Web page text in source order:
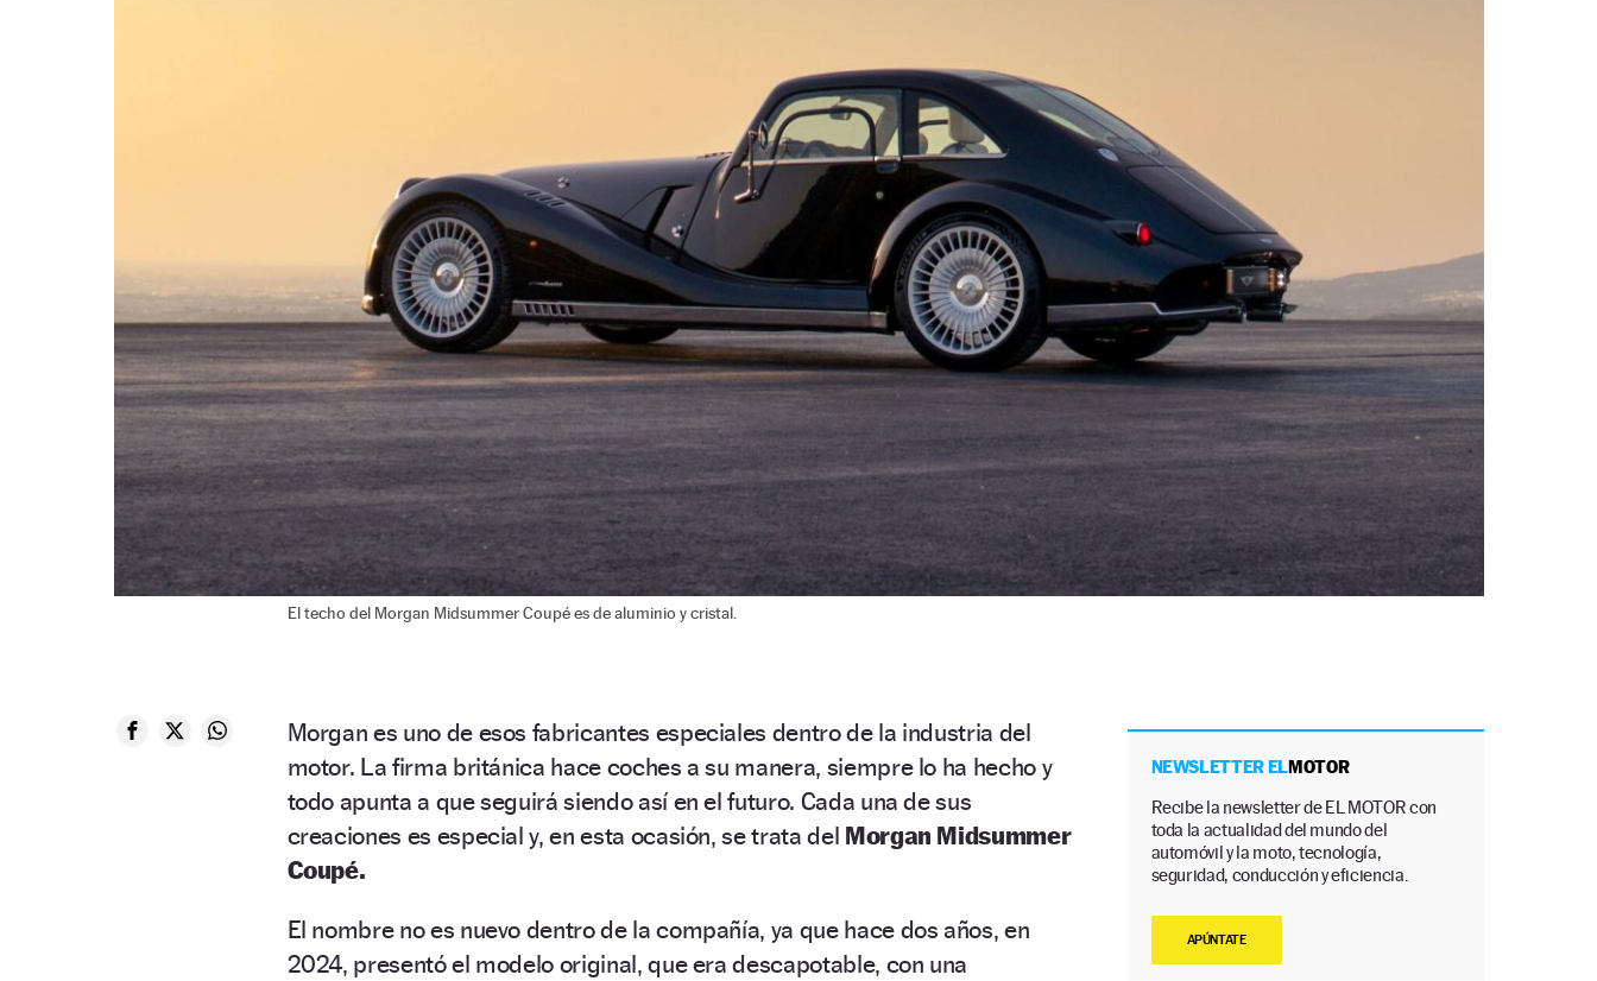
El techo del Morgan Midsummer Coupé es de aluminio y cristal.
Morgan es uno de esos fabricantes especiales dentro de la industria del
motor. La firma británica hace coches a su manera, siempre lo ha hecho y
todo apunta a que seguirá siendo así en el futuro. Cada una de sus
creaciones es especial y, en esta ocasión, se trata del Morgan Midsummer
Coupé.
El nombre no es nuevo dentro de la compañía, ya que hace dos años, en
2024, presentó el modelo original, que era descapotable, con una
NEWSLETTER ELMOTOR
Recibe la newsletter de EL MOTOR con
toda la actualidad del mundo del
automóvil y la moto, tecnología,
seguridad, conducción y eficiencia.
APÚNTATE